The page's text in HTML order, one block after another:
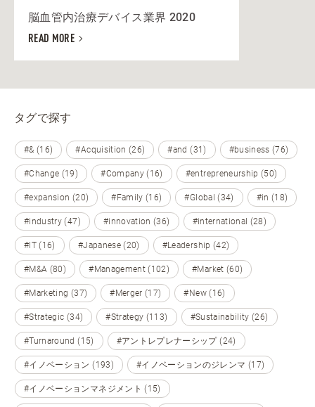
脳血管内治療デバイス業界 2020
READ MORE
タグで探す
#& (16) #Acquisition (26) #and (31) #business (76)
#Change (19) #Company (16) #entrepreneurship (50)
#expansion (20) #Family (16) #Global (34) #in (18)
#industry (47) #innovation (36) #international (28)
#IT (16) #Japanese (20) #Leadership (42)
#M&A (80) #Management (102) #Market (60)
#Marketing (37) #Merger (17) #New (16)
#Strategic (34) #Strategy (113) #Sustainability (26)
#Turnaround (15) #アントレプレナーシップ (24)
#イノベーション (193) #イノベーションのジレンマ (17)
#イノベーションマネジメント (15)